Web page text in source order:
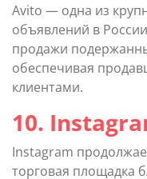
Avito — одна из
объявлений в
продажи
обеспечивая
клиентами.
10.
Instagram
торговая площадка